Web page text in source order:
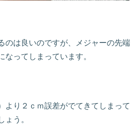
のは良いのですが、メジャーの先端
なってしまっています。
より２ｃｍ誤差がでてきてしまって
ょう。